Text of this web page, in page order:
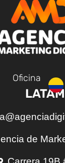
Oficina
LATAM
de